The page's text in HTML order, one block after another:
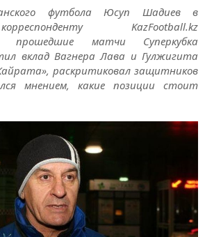
футбола Юсуп Шадиев в
KazFootball.kz
прошедшие матчи Суперкубка
вклад Вагнера Лава и Гулжигита
раскритиковал защитников
мнением, какие позиции стоит